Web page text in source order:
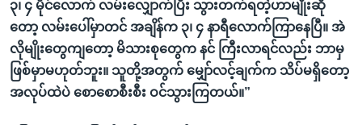
၃၊ ၄ မိုင်လောက် လမ်းလျှောက်ပြီး သွားတက်ရတဲ့ဟာမျိုးဆို
တော့ လမ်းပေါ်မှာတင် အချိန်က ၃၊ ၄ နာရီလောက်ကြာနေပြီ။ အဲ
လိုမျိုးတွေကျတော့ မိသားစုတွေက နင် ကြီးလာရင်လည်း ဘာမှ
ဖြစ်မှာမဟုတ်ဘူး။ သူတို့အတွက် မျှော်လင့်ချက်က သိပ်မရှိတော့
အလုပ်ထဲပဲ စောစောစီးစီး ဝင်သွားကြတယ်။”